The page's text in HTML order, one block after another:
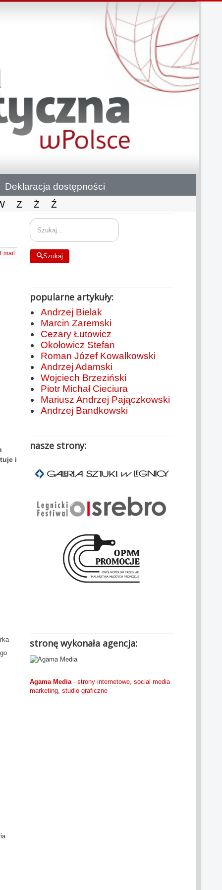
Deklaracja dostępności
Z Ż Ź
Email
i
Szukaj
popularne artykuły:
Andrzej Bielak
Marcin Zaremski
Cezary Łutowicz
Okołowicz Stefan
Roman Józef Kowalkowski
Andrzej Adamski
Wojciech Brzeziński
Piotr Michał Cieciura
Mariusz Andrzej Pajączkowski
Andrzej Bandkowski
nasze strony:
stronę wykonała agencja:
Agama Media - strony internetowe, social media
marketing, studio graficzne